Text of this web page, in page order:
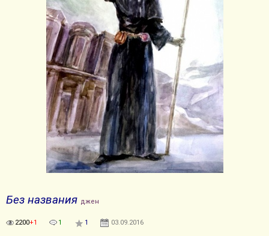
Без названия джен
2200+1 1 1 03.09.2016